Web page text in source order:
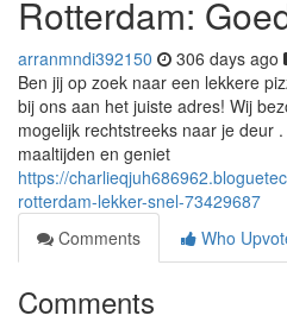
Rotterdam:
arranmndi392150 306 days ago
Ben jij op zoek naar een lekkere
bij ons aan het juiste adres! Wij
mogelijk rechtstreeks naar je deur
maaltijden en geniet
https://
rotterdam-lekker-snel-73429687
Comments
Who
Comments